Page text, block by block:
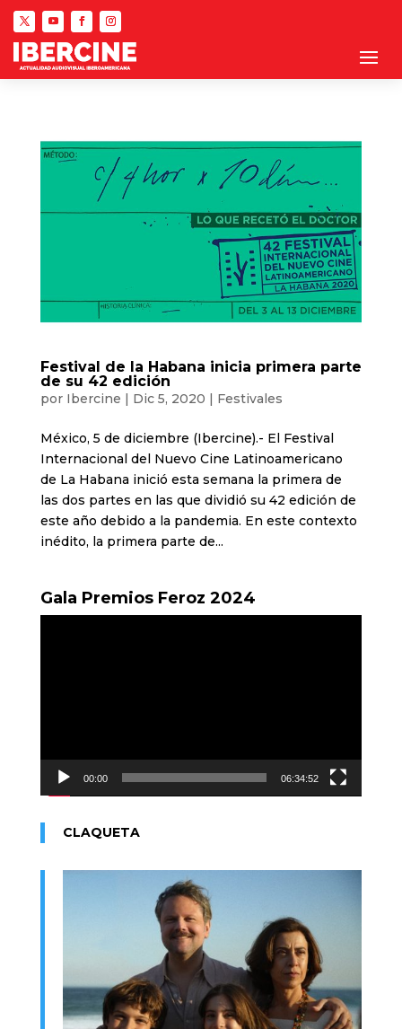
Festival de la Habana inicia primera parte
de su 42 edición
por Ibercine | Dic 5, 2020 | Festivales
México, 5 de diciembre (Ibercine).- El Festival
Internacional del Nuevo Cine Latinoamericano
de La Habana inició esta semana la primera de
las dos partes en las que dividió su 42 edición de
este año debido a la pandemia. En este contexto
inédito, la primera parte de...
Gala Premios Feroz 2024
00:00 06:34:52
CLAQUETA